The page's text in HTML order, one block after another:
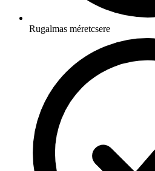
Rugalmas méretcsere